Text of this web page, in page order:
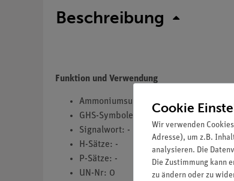
Beschreibung
Funktion und Verwendung
Ammoniumsulfat 99% reinst
GHS-Symbole(s): -
Signalwort: -
H-Sätze: -
P-Sätze: -
UN-Nr: 0
Cookie
Wir verwenden
Adresse), um z.B.
analysieren. Die
Die Zustimmung kann
zu ändern oder zu